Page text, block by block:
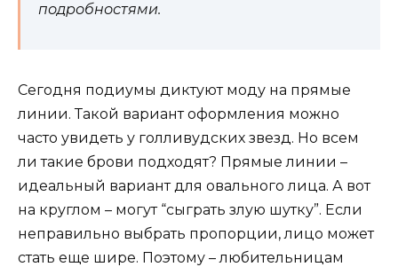
подробностями.
Сегодня подиумы диктуют моду на прямые
линии. Такой вариант оформления можно
часто увидеть у голливудских звезд. Но всем
ли такие брови подходят? Прямые линии –
идеальный вариант для овального лица. А вот
на круглом – могут “сыграть злую шутку”. Если
неправильно выбрать пропорции, лицо может
стать еще шире. Поэтому – любительницам